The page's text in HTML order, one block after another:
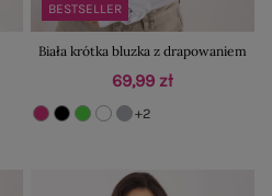
BESTSELLER
Biała krótka bluzka z drapowaniem
69,99 zł
+2